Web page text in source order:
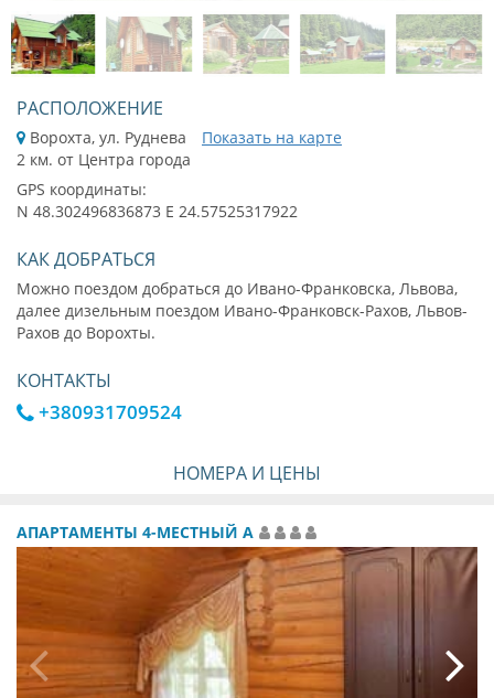
РАСПОЛОЖЕНИЕ
Ворохта, ул. Руднева
Показать на карте
2 км. от Центра города
GPS координаты:
N 48.302496836873 E 24.57525317922
КАК ДОБРАТЬСЯ
Можно поездом добраться до Ивано-Франковска, Львова,
далее дизельным поездом Ивано-Франковск-Рахов, Львов-
Рахов до Ворохты.
КОНТАКТЫ
+380931709524
НОМЕРА И ЦЕНЫ
АПАРТАМЕНТЫ 4-МЕСТНЫЙ А